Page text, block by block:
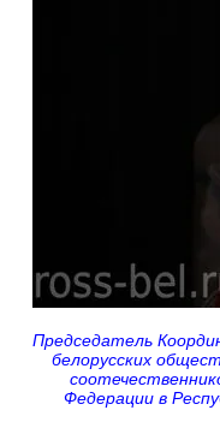
Председатель
белорусских
Федерации в